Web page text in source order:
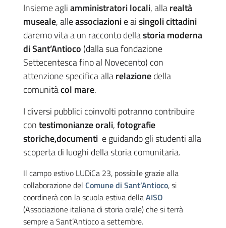
Insieme agliamministratori locali, allarealtà
museale, alleassociazionie aisingoli cittadini
daremo vita a un racconto dellastoria moderna
di Sant’Antioco (dalla sua fondazione
Settecentesca fino al Novecento) con
attenzione specifica allarelazionedella
comunitàcol mare.
I diversi pubblici coinvolti potranno contribuire
contestimonianze orali,fotografie
storiche,documentie guidando gli studenti alla
scoperta di luoghi della storia comunitaria.
Il campo estivo LUDiCa 23, possibile grazie alla
collaborazione del Comune di Sant’Antioco, si
coordinerà con la scuola estiva dellaAISO
(Associazione italiana di storia orale) che si terrà
sempre a Sant’Antioco a settembre.